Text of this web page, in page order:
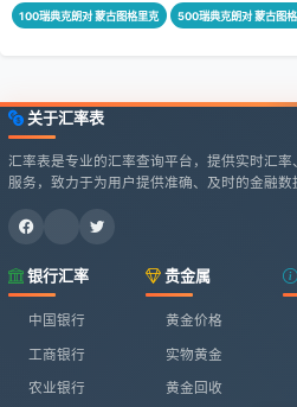
100瑞典克朗对 蒙古图格里克 500瑞典克朗对 蒙古图
关于汇率表
汇率表是专业的汇率查询平台，提供实时汇
服务，致力于为用户提供准确、及时的金融数
银行汇率
中国银行
工商银行
农业银行
贵金属
黄金价格
实物黄金
黄金回收